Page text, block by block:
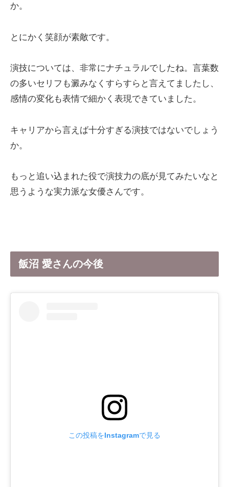
か。
とにかく笑顔が素敵です。
演技については、非常にナチュラルでしたね。言葉数
の多いセリフも澱みなくすらすらと言えてましたし、
感情の変化も表情で細かく表現できていました。
キャリアから言えば十分すぎる演技ではないでしょう
か。
もっと追い込まれた役で演技力の底が見てみたいなと
思うような実力派な女優さんです。
飯沼 愛さんの今後
この投稿をInstagramで見る